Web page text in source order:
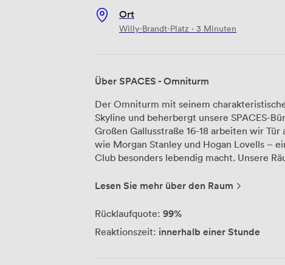
Ort
Willy-Brandt-Platz · 3 Minuten
Über SPACES - Omniturm
Der Omniturm mit seinem
Skyline und beherbergt unsere SPACES-
Großen Gallusstraße 16-18 arbeiten wir
wie Morgan Stanley und Hogan Lovells –
Club besonders lebendig macht. Unsere Räumlichkeiten erstrecken sich über fünf
natürlichem Licht durchflutet werden. Wir
professionell ausgestattete Konferenz- und
Geschäft konzentrieren können. Die technische Ausstattung haben wir auf
Lesen Sie mehr über den Raum
Rücklaufquote: 99%
Reaktionszeit: innerhalb einer Stunde